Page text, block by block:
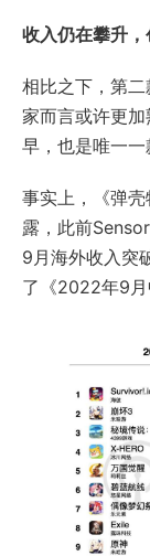
收入仍在攀升
相比之下，第
家而言或许更
早，也是唯一一
事实上，《弹
露，此前
9月海外收入突
了《2022年9月